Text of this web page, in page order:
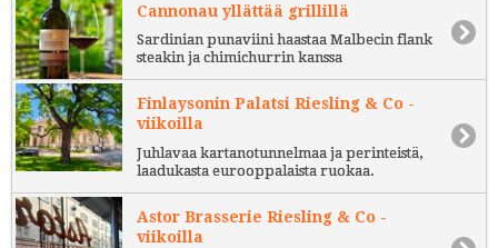
Cannonau yllättää grillillä
Sardinian punaviini haastaa Malbecin flank
steakin ja chimichurrin kanssa
Finlaysonin Palatsi Riesling & Co -
viikoilla
Juhlavaa kartanotunnelmaa ja perinteistä,
laadukasta eurooppalaista ruokaa.
Astor Brasserie Riesling & Co -
viikoilla